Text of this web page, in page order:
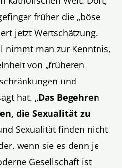
früher die „böse
jetzt Wertschätzung.
nimmt man zur Kenntnis,
von „früheren
und
hat. „Das Begehren
die Sexualität zu
Sexualität finden nicht
wenn sie es denn je
Gesellschaft ist